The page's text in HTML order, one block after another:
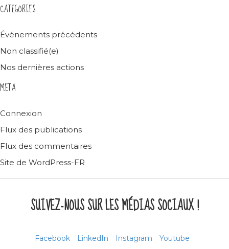
CATEGORIES
Événements précédents
Non classifié(e)
Nos dernières actions
META
Connexion
Flux des publications
Flux des commentaires
Site de WordPress-FR
SUIVEZ-NOUS SUR LES MÉDIAS SOCIAUX !
Facebook LinkedIn Instagram Youtube